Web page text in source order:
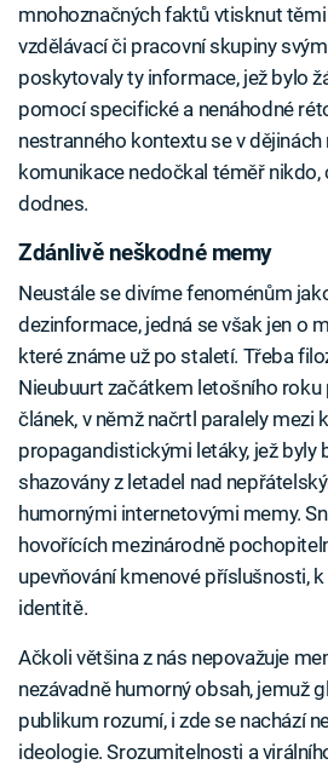
mnohoznačných faktů vtisknut
vzdělávací či pracovní skupiny svým
poskytovaly ty informace, jež bylo
pomocí specifické a nenáhodné
nestranného kontextu se v
komunikace nedočkal téměř nikdo,
dodnes.
Zdánlivě neškodné memy
Neustále se divíme fenoménům
dezinformace, jedná se však jen o
které známe už po staletí. Třeba
Nieubuurt začátkem letošního
článek, v němž načrtl paralely mezi
propagandistickými letáky, jež byly
shazovány z letadel nad
humornými internetovými memy.
hovořících mezinárodně
upevňování kmenové příslušnosti,
identitě.
Ačkoli většina z nás nepovažuje
nezávadně humorný obsah, jemuž
publikum rozumí, i zde se nachází
ideologie. Srozumitelnosti a